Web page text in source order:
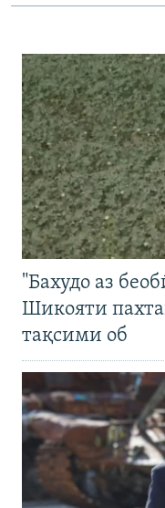
"Бахудо аз
Шикояти
тақсими об